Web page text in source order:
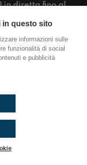
in diretta fino al
preferito sta per
ad aiutarlo ma
in questo sito
informazioni sulle
funzionalità di social
e pubblicità